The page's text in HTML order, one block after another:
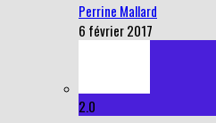
Perrine Mallard
6 février 2017
2.0